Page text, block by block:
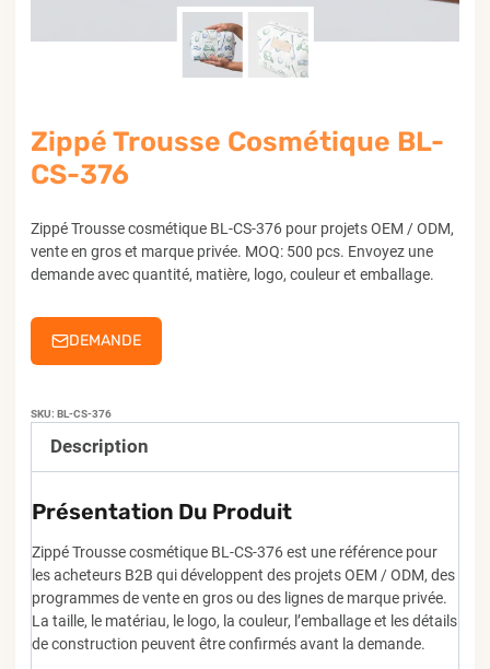
Zippé Trousse Cosmétique BL-
CS-376
Zippé Trousse cosmétique BL-CS-376 pour projets OEM / ODM,
vente en gros et marque privée. MOQ: 500 pcs. Envoyez une
demande avec quantité, matière, logo, couleur et emballage.
DEMANDE
SKU: BL-CS-376
Description
Présentation Du Produit
Zippé Trousse cosmétique BL-CS-376 est une référence pour
les acheteurs B2B qui développent des projets OEM / ODM, des
programmes de vente en gros ou des lignes de marque privée.
La taille, le matériau, le logo, la couleur, l’emballage et les détails
de construction peuvent être confirmés avant la demande.